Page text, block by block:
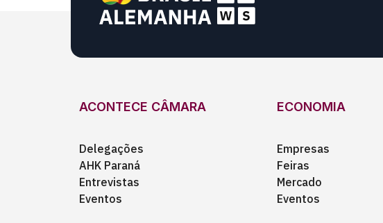
ACONTECE CÂMARA
Delegações
AHK Paraná
Entrevistas
Eventos
ECONOMIA
Empresas
Feiras
Mercado
Eventos